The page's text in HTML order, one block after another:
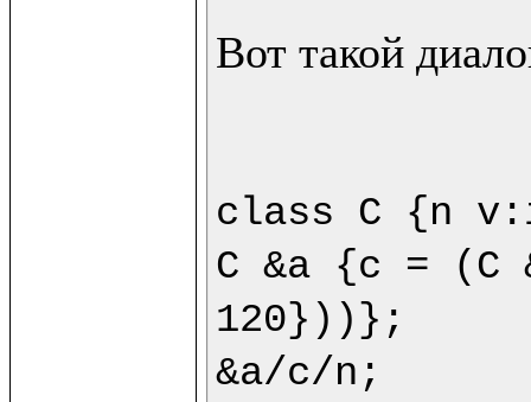
Вот такой
class C {n
C &a {c = (C
120}))};
&a/c/n;